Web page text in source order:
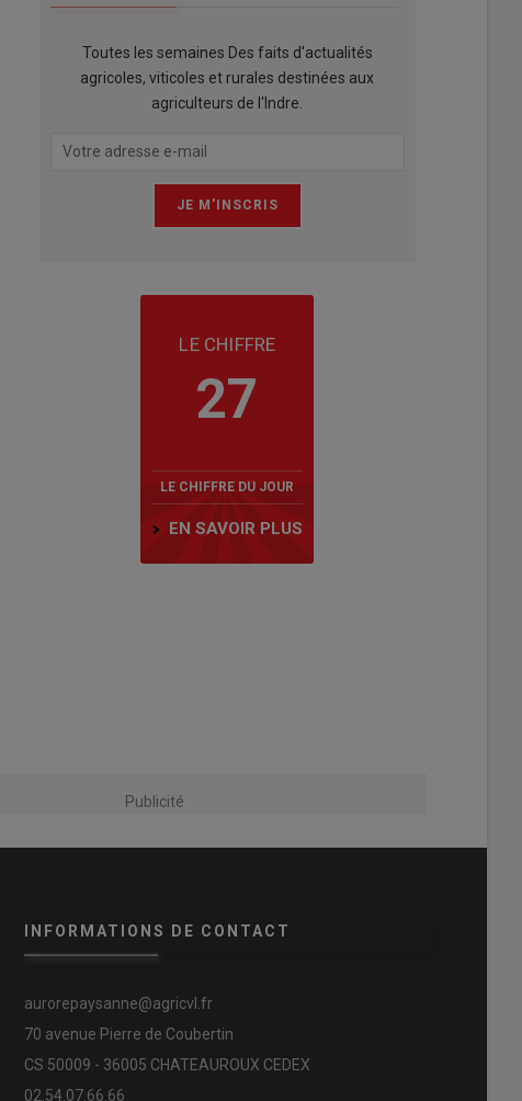
Toutes les semaines Des faits d'actualités
agricoles, viticoles et rurales destinées aux
agriculteurs de l'Indre.
LE CHIFFRE
27
LE CHIFFRE DU JOUR
EN SAVOIR PLUS
Publicité
INFORMATIONS DE CONTACT
aurorepaysanne@agricvl.fr
70 avenue Pierre de Coubertin
CS 50009 - 36005 CHATEAUROUX CEDEX
02.54.07.66.66